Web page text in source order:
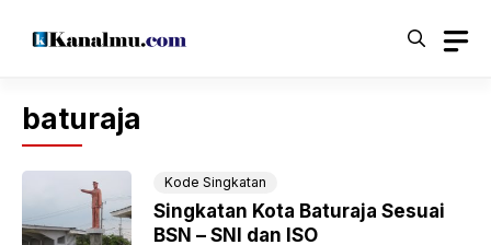
baturaja
Kode Singkatan
Singkatan Kota Baturaja Sesuai
BSN – SNI dan ISO